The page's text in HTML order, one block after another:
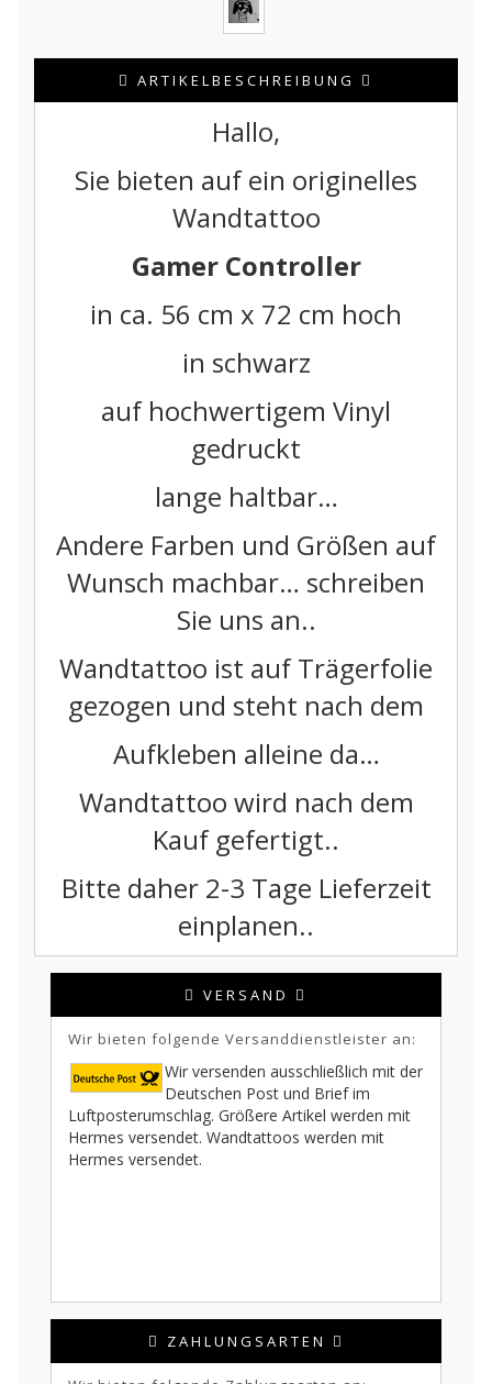
ARTIKELBESCHREIBUNG
Hallo,
Sie bieten auf ein originelles
Wandtattoo
Gamer Controller
in ca. 56 cm x 72 cm hoch
in schwarz
auf hochwertigem Vinyl
gedruckt
lange haltbar…
Andere Farben und Größen auf
Wunsch machbar… schreiben
Sie uns an..
Wandtattoo ist auf Trägerfolie
gezogen und steht nach dem
Aufkleben alleine da…
Wandtattoo wird nach dem
Kauf gefertigt..
Bitte daher 2-3 Tage Lieferzeit
einplanen..
VERSAND
Wir bieten folgende Versanddienstleister an:
Wir versenden ausschließlich mit der
Deutschen Post und Brief im
Luftposterumschlag. Größere Artikel werden mit
Hermes versendet. Wandtattoos werden mit
Hermes versendet.
ZAHLUNGSARTEN